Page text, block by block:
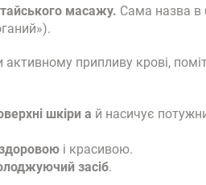
масажу. Сама назва в
активному припливу крові,
шкіри а й насичує
і красивою.
засіб.